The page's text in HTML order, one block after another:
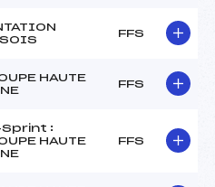
FFS
HAUTE
FFS
:
HAUTE
FFS